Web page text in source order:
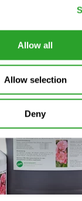
Allow all
Allow selection
Deny